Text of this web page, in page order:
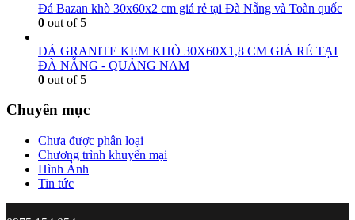
Đá Bazan khò 30x60x2 cm giá rẻ tại Đà Nẵng và Toàn quốc
0 out of 5
ĐÁ GRANITE KEM KHÒ 30X60X1,8 CM GIÁ RẺ TẠI
ĐÀ NẴNG - QUẢNG NAM
0 out of 5
Chuyên mục
Chưa được phân loại
Chương trình khuyến mại
Hình Ảnh
Tin tức